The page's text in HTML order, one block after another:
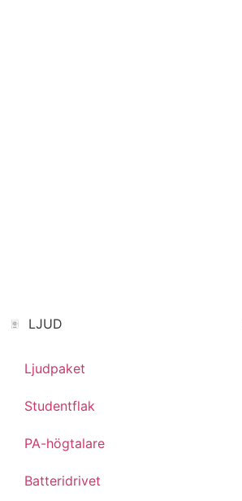
LJUD
Ljudpaket
Studentflak
PA-högtalare
Batteridrivet